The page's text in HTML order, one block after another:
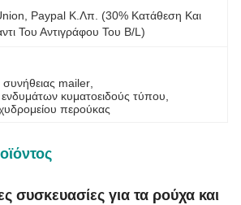
Paypal Κ.λπ. (30% Κατάθεση Και
Του Αντιγράφου Του B/L)
mailer
κυματοειδούς τύπου
περούκας
συσκευασίες για τα ρούχα και